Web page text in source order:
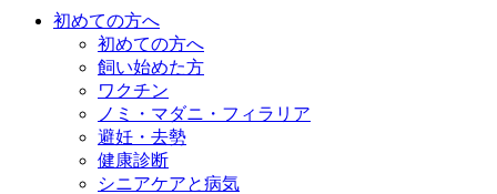
初めての方へ
初めての方へ
飼い始めた方
ワクチン
ノミ・マダニ・フィラリア
避妊・去勢
健康診断
シニアケアと病気